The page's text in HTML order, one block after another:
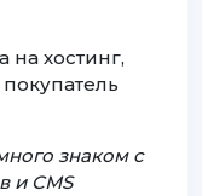
на хостинг,
знаком с
и CMS